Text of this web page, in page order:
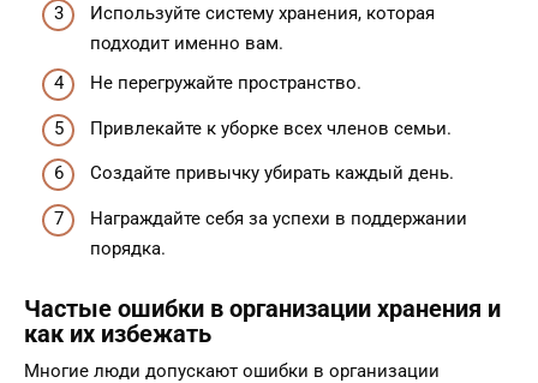
Используйте систему хранения, которая
подходит именно вам.
Не перегружайте пространство.
Привлекайте к уборке всех членов семьи.
Создайте привычку убирать каждый день.
Награждайте себя за успехи в поддержании
порядка.
Частые ошибки в организации хранения и
как их избежать
Многие люди допускают ошибки в организации